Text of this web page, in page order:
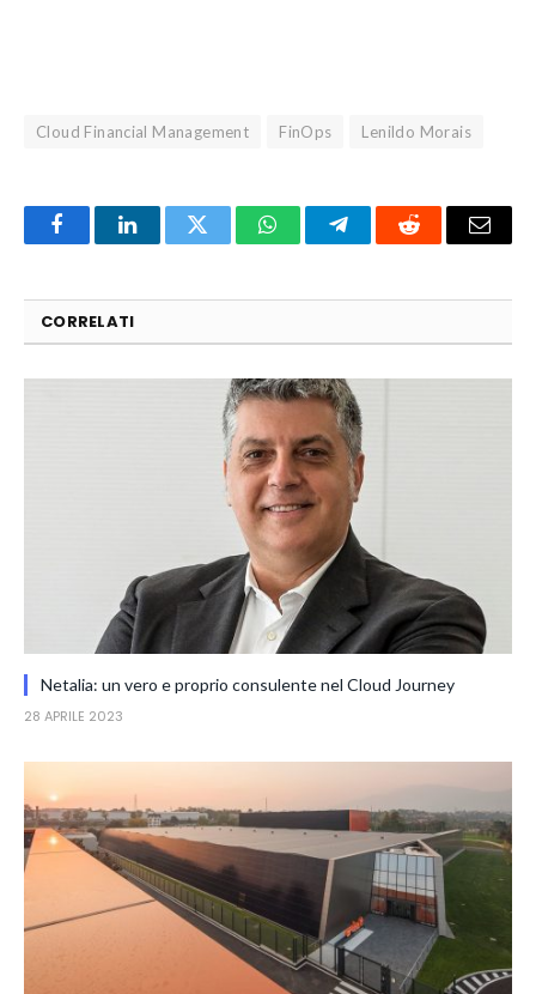
Cloud Financial Management FinOps Lenildo Morais
FacebookLinkedInTwitter WhatsAppTelegramReddit Email
CORRELATI
Netalia: un vero e proprio consulente nel Cloud Journey
28 APRILE 2023